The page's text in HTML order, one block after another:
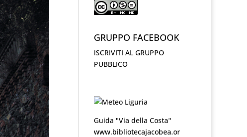
GRUPPO FACEBOOK
ISCRIVITI AL GRUPPO
PUBBLICO
Guida "Via della Costa"
www.bibliotecajacobea.or